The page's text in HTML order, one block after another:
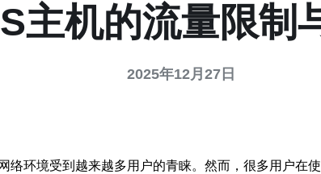
主机的流量限制
2025年12月27日
环境受到越来越多用户的青睐。然而，很多用户在